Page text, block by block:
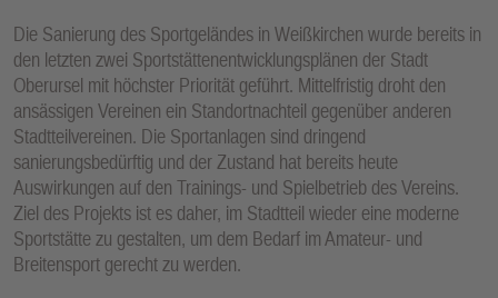
Die Sanierung des Sportgeländes in Weißkirchen wurde bereits in
den letzten zwei Sportstättenentwicklungsplänen der Stadt
Oberursel mit höchster Priorität geführt. Mittelfristig droht den
ansässigen Vereinen ein Standortnachteil gegenüber anderen
Stadtteilvereinen. Die Sportanlagen sind dringend
sanierungsbedürftig und der Zustand hat bereits heute
Auswirkungen auf den Trainings- und Spielbetrieb des Vereins.
Ziel des Projekts ist es daher, im Stadtteil wieder eine moderne
Sportstätte zu gestalten, um dem Bedarf im Amateur- und
Breitensport gerecht zu werden.